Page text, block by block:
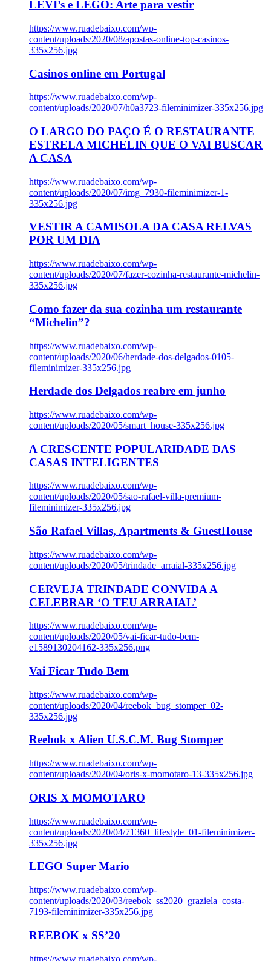
LEVI’s e LEGO: Arte para vestir
https://www.ruadebaixo.com/wp-
content/uploads/2020/08/apostas-online-top-casinos-
335x256.jpg
Casinos online em Portugal
https://www.ruadebaixo.com/wp-
content/uploads/2020/07/h0a3723-fileminimizer-335x256.jpg
O LARGO DO PAÇO É O RESTAURANTE
ESTRELA MICHELIN QUE O VAI BUSCAR
A CASA
https://www.ruadebaixo.com/wp-
content/uploads/2020/07/img_7930-fileminimizer-1-
335x256.jpg
VESTIR A CAMISOLA DA CASA RELVAS
POR UM DIA
https://www.ruadebaixo.com/wp-
content/uploads/2020/07/fazer-cozinha-restaurante-michelin-
335x256.jpg
Como fazer da sua cozinha um restaurante
“Michelin”?
https://www.ruadebaixo.com/wp-
content/uploads/2020/06/herdade-dos-delgados-0105-
fileminimizer-335x256.jpg
Herdade dos Delgados reabre em junho
https://www.ruadebaixo.com/wp-
content/uploads/2020/05/smart_house-335x256.jpg
A CRESCENTE POPULARIDADE DAS
CASAS INTELIGENTES
https://www.ruadebaixo.com/wp-
content/uploads/2020/05/sao-rafael-villa-premium-
fileminimizer-335x256.jpg
São Rafael Villas, Apartments & GuestHouse
https://www.ruadebaixo.com/wp-
content/uploads/2020/05/trindade_arraial-335x256.jpg
CERVEJA TRINDADE CONVIDA A
CELEBRAR ‘O TEU ARRAIAL’
https://www.ruadebaixo.com/wp-
content/uploads/2020/05/vai-ficar-tudo-bem-
e1589130204162-335x256.png
Vai Ficar Tudo Bem
https://www.ruadebaixo.com/wp-
content/uploads/2020/04/reebok_bug_stomper_02-
335x256.jpg
Reebok x Alien U.S.C.M. Bug Stomper
https://www.ruadebaixo.com/wp-
content/uploads/2020/04/oris-x-momotaro-13-335x256.jpg
ORIS X MOMOTARO
https://www.ruadebaixo.com/wp-
content/uploads/2020/04/71360_lifestyle_01-fileminimizer-
335x256.jpg
LEGO Super Mario
https://www.ruadebaixo.com/wp-
content/uploads/2020/03/reebok_ss2020_graziela_costa-
7193-fileminimizer-335x256.jpg
REEBOK x SS’20
https://www.ruadebaixo.com/wp-